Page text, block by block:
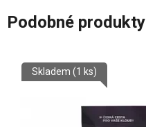
Podobné produkty
Skladem (1 ks)